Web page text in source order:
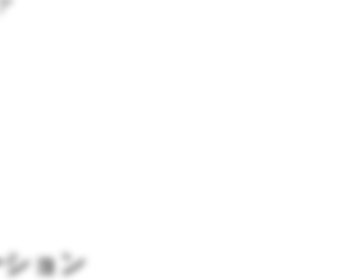
ョン